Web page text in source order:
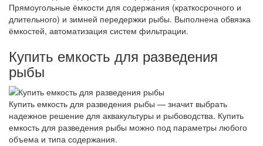
Прямоугольные ёмкости для содержания (краткосрочного и
длительного) и зимней передержки рыбы. Выполнена обвязка
ёмкостей, автоматизация систем фильтрации.
Купить емкость для разведения
рыбы
Купить емкость для разведения рыбы — значит выбрать
надежное решение для аквакультуры и рыбоводства. Купить
емкость для разведения рыбы можно под параметры любого
объема и типа содержания.